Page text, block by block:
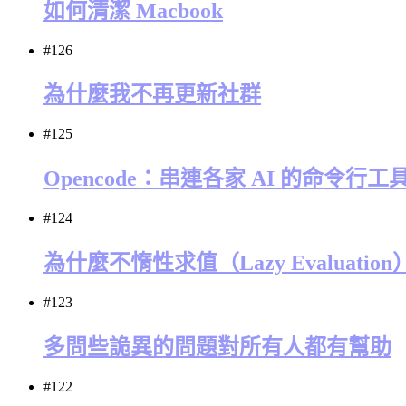
如何清潔 Macbook
#126
為什麼我不再更新社群
#125
Opencode：串連各家 AI 的命令行工
#124
為什麼不惰性求值（Lazy Evaluation
#123
多問些詭異的問題對所有人都有幫助
#122